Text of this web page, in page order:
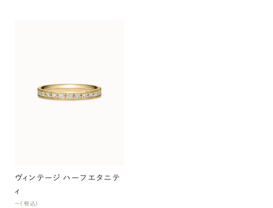
ヴィンテージ ハーフエタニテ
ィ
〜（税込）